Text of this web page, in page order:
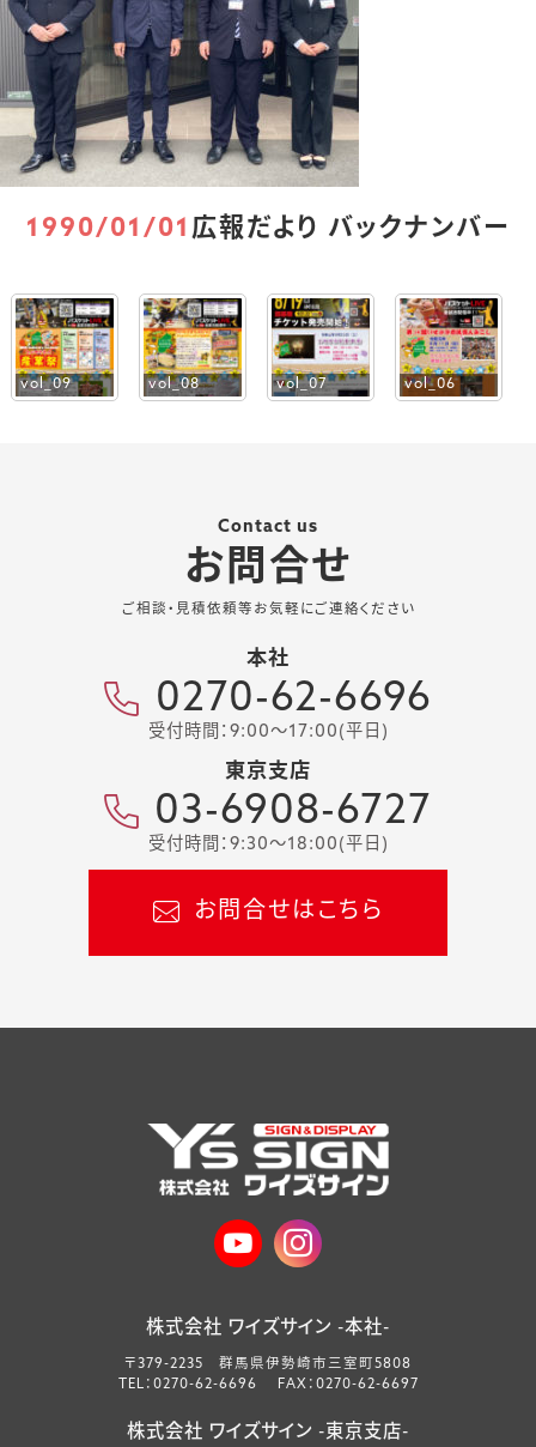
1990/01/01 広報だより バックナンバー
vol_09 vol_08 vol_07 vol_06
Contact us
お問合せ
ご相談・見積依頼等お気軽にご連絡ください
本社
0270-62-6696
受付時間：9:00～17:00(平日)
東京支店
03-6908-6727
受付時間：9:30～18:00(平日)
お問合せはこちら
株式会社 ワイズサイン -本社-
〒379-2235 群馬県伊勢崎市三室町5808
TEL：0270-62-6696 FAX：0270-62-6697
株式会社 ワイズサイン -東京支店-